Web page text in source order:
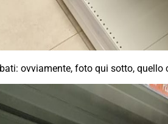
ovviamente, foto qui sotto,